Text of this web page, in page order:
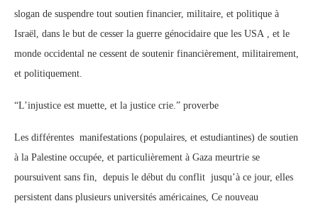
slogan de suspendre tout soutien financier, militaire, et politique à
Israël, dans le but de cesser la guerre génocidaire que les USA , et le
monde occidental ne cessent de soutenir financièrement, militairement,
et politiquement.
“L’injustice est muette, et la justice crie.” proverbe
Les différentes manifestations (populaires, et estudiantines) de soutien
à la Palestine occupée, et particulièrement à Gaza meurtrie se
poursuivent sans fin, depuis le début du conflit jusqu’à ce jour, elles
persistent dans plusieurs universités américaines, Ce nouveau